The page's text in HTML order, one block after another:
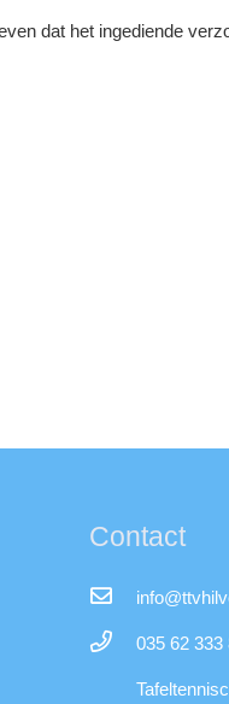
dat het ingediende
Contact
035 62 333